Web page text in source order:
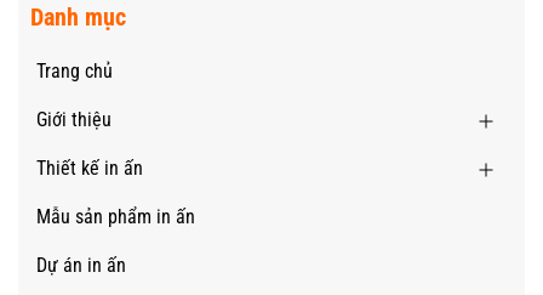
Danh mục
Trang chủ
Giới thiệu
Thiết kế in ấn
Mẫu sản phẩm in ấn
Dự án in ấn